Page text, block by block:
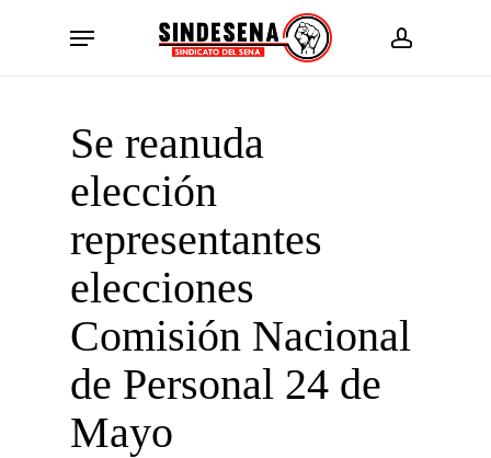
account
Menu
Se reanuda
elección
representantes
elecciones
Comisión Nacional
de Personal 24 de
Mayo